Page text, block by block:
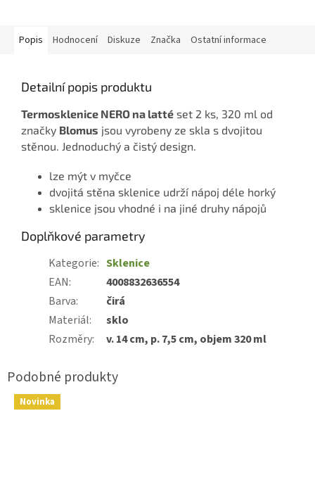
Popis Hodnocení Diskuze Značka Ostatní informace
Detailní popis produktu
Termosklenice NERO na latté set 2 ks, 320 ml od
značky Blomus jsou vyrobeny ze skla s dvojitou
stěnou. Jednoduchý a čistý design.
lze mýt v myčce
dvojitá stěna sklenice udrží nápoj déle horký
sklenice jsou vhodné i na jiné druhy nápojů
Doplňkové parametry
Kategorie: Sklenice
EAN:
4008832636554
Barva:
čirá
Materiál:
sklo
Rozměry: v. 14 cm, p. 7,5 cm, objem 320 ml
Novinka